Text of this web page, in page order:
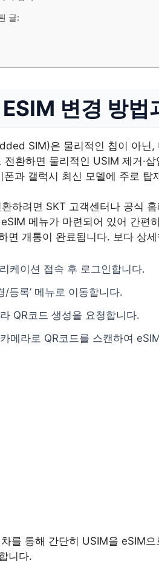
글:
변경 방법
SIM)은 물리적인 칩이 아닌
전환하면 물리적인 USIM 제거·
폰과 갤럭시 최신 모델에 주로
하려면 SKT 고객센터나 공식
메뉴가 마련되어 있어 간편
면 개통이 완료됩니다. 보다 상
케이션 접속 후 로그인합니다.
/등록’ 메뉴로 이동합니다.
QR코드 생성을 요청합니다.
메라로 QR코드를 스캔하여
를 통해 간단히 USIM을 eSIM
니다.